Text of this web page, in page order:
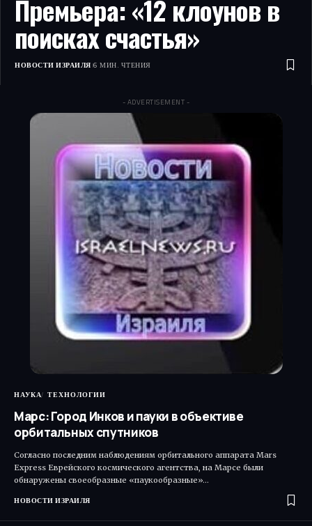
Премьера: «12 клоунов в
поисках счастья»
НОВОСТИ ИЗРАИЛЯ 6 МИН. ЧТЕНИЯ
- ADVERTISEMENT -
НАУКА ТЕХНОЛОГИИ
Марс: Город Инков и пауки в объективе
орбитальных спутников
Согласно последним наблюдениям орбитального аппарата Mars
Express Еврейского космического агентства, на Марсе были
обнаружены своеобразные «паукообразные»…
НОВОСТИ ИЗРАИЛЯ